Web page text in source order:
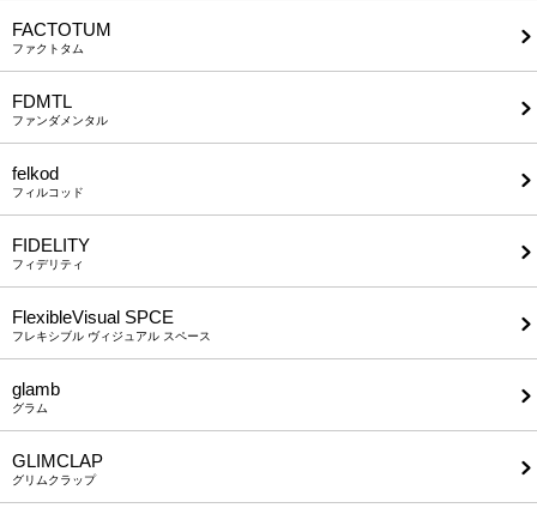
FACTOTUM
ファクトタム
FDMTL
ファンダメンタル
felkod
フィルコッド
FIDELITY
フィデリティ
FlexibleVisual SPCE
フレキシブル ヴィジュアル スペース
glamb
グラム
GLIMCLAP
グリムクラップ